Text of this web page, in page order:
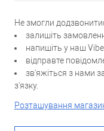
Не змогли
залишіть
напишіть у наш
відправте
зв'яжіться з нами
з'язку.
Розташування